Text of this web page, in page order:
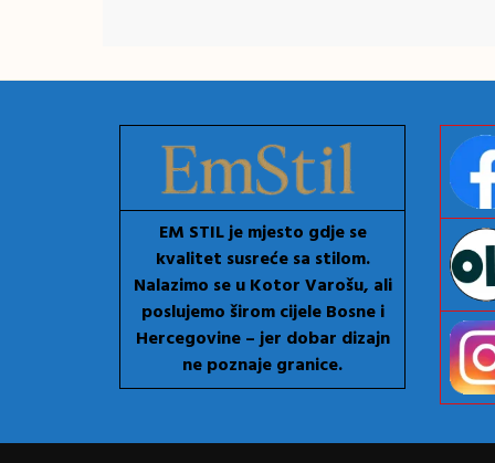
EM STIL je mjesto gdje se
kvalitet susreće sa stilom.
Nalazimo se u Kotor Varošu, ali
poslujemo širom cijele Bosne i
Hercegovine – jer dobar dizajn
ne poznaje granice.